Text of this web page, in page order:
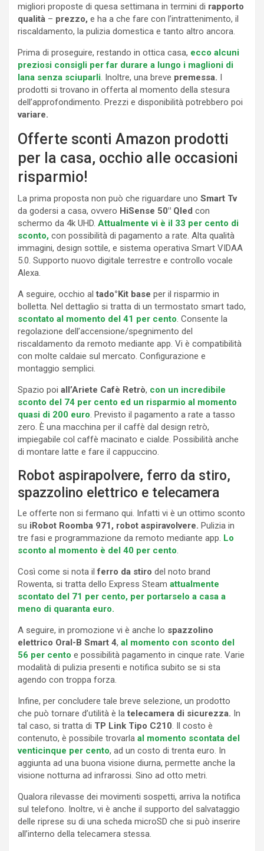
migliori proposte di quesa settimana in termini di rapporto
qualità – prezzo, e ha a che fare con l’intrattenimento, il
riscaldamento, la pulizia domestica e tanto altro ancora.
Prima di proseguire, restando in ottica casa, ecco alcuni
preziosi consigli per far durare a lungo i maglioni di
lana senza sciuparli Inoltre, una breve premessa. I
prodotti si trovano in offerta al momento della stesura
dell’approfondimento. Prezzi e disponibilità potrebbero poi
variare.
Offerte sconti Amazon prodotti
per la casa, occhio alle occasioni
risparmio!
La prima proposta non può che riguardare uno Smart Tv
da godersi a casa, ovvero HiSense 50″ Qled con
schermo da 4k UHD. Attualmente vi è il 33 per cento di
sconto, con possibilità di pagamento a rate. Alta qualità
immagini, design sottile, e sistema operativa Smart VIDAA
5.0. Supporto nuovo digitale terrestre e controllo vocale
Alexa.
A seguire, occhio altado°Kit base per il risparmio in
bolletta. Nel dettaglio si tratta di un termostato smart tado,
scontato al momento del 41 per cento . Consente la
regolazione dell’accensione/spegnimento del
riscaldamento da remoto mediante app. Vi è compatibilità
con molte caldaie sul mercato. Configurazione e
montaggio semplici.
Spazio poi all’Ariete Cafè Retrò, con un incredibile
sconto del 74 per cento ed un risparmio al momento
quasi di 200 euro . Previsto il pagamento a rate a tasso
zero. È una macchina per il caffè dal design retrò,
impiegabile col caffè macinato e cialde. Possibilità anche
di montare latte e fare il cappuccino.
Robot aspirapolvere, ferro da stiro,
spazzolino elettrico e telecamera
Le offerte non si fermano qui. Infatti vi è un ottimo sconto
su iRobot Roomba 971, robot aspiravolvere. Pulizia in
tre fasi e programmazione da remoto mediante app. Lo
sconto al momento è del 40 per cento
Così come si nota ilferro da stiro del noto brand
Rowenta, si tratta dello Express Steam attualmente
scontato del 71 per cento, per portarselo a casa a
meno di quaranta euro.
A seguire, in promozione vi è anche lo spazzolino
elettrico Oral-B Smart 4, al momento con sconto del
56 per cento e possibilità pagamento in cinque rate. Varie
modalità di pulizia presenti e notifica subito se si sta
agendo con troppa forza.
Infine, per concludere tale breve selezione, un prodotto
che può tornare d’utilità è latelecamera di sicurezza. In
tal caso, si tratta di TP Link Tipo C210 . Il costo è
contenuto, è possibile trovarla al momento scontata del
venticinque per cento, ad un costo di trenta euro. In
aggiunta ad una buona visione diurna, permette anche la
visione notturna ad infrarossi. Sino ad otto metri.
Qualora rilevasse dei movimenti sospetti, arriva la notifica
sul telefono. Inoltre, vi è anche il supporto del salvataggio
delle riprese su di una scheda microSD che si può inserire
all’interno della telecamera stessa.